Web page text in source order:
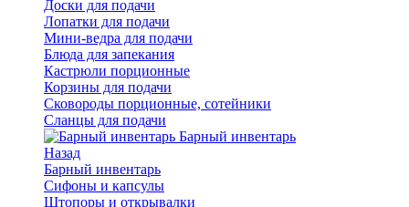
Доски для подачи
Лопатки для подачи
Мини-ведра для подачи
Блюда для запекания
Кастрюли порционные
Корзины для подачи
Сковороды порционные, сотейники
Сланцы для подачи
Барный инвентарь
Назад
Барный инвентарь
Сифоны и капсулы
Штопоры и открывалки